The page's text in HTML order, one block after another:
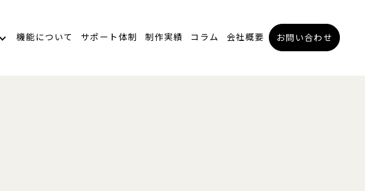
機能について サポート体制 制作実績 コラム 会社概要 お問い合わせ